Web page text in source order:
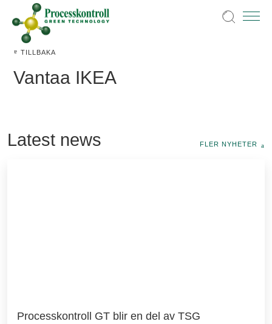
TILLBAKA
Vantaa IKEA
Latest news FLER NYHETER
Processkontroll GT blir en del av TSG